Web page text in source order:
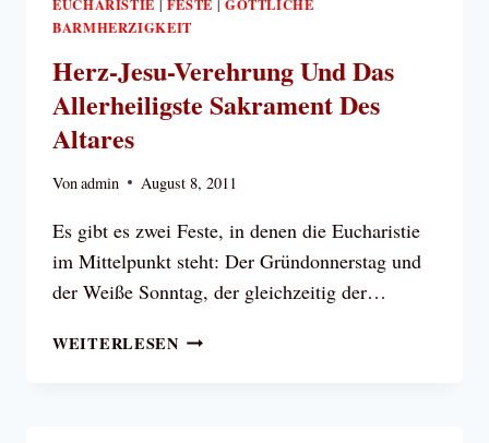
UND
DESSEN
VERWIRKLICHUNG
MENSCHEN
JESU-
EINGEFÜHRT?
EUCHARISTIE | FESTE | GÖTTLICHE
BARMHERZIGKEIT
Herz-Jesu-Verehrung Und Das
Allerheiligste Sakrament Des
Altares
Vonadmin August 8, 2011
Es gibt es zwei Feste, in denen die Eucharistie
im Mittelpunkt steht: Der Gründonnerstag und
der Weiße Sonntag, der gleichzeitig der…
WEITERLESENHERZ-